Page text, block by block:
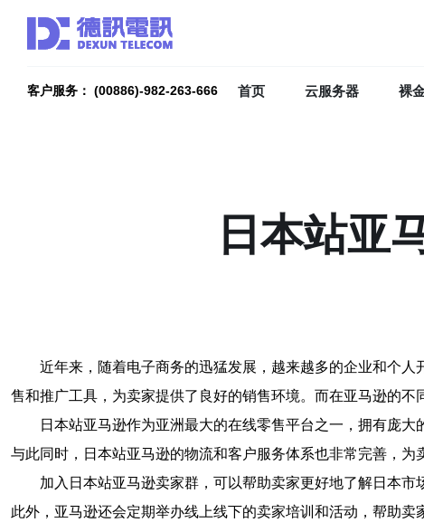
客户服务： (00886)-982-263-666 首页 云服务器 裸
日本站亚
近年来，随着电子商务的迅猛发展，越来越多的企业和个
售和推广工具，为卖家提供了良好的销售环境。而在亚马逊的不
日本站亚马逊作为亚洲最大的在线零售平台之一，拥有庞
与此同时，日本站亚马逊的物流和客户服务体系也非常完善，为
加入日本站亚马逊卖家群，可以帮助卖家更好地了解日本
此外，亚马逊还会定期举办线上线下的卖家培训和活动，帮助卖